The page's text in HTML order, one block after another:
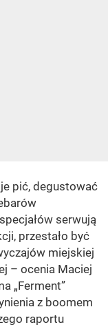
pić, degustować
serwują
przestało być
miejskiej
– ocenia Maciej
„Ferment”
z boomem
raportu